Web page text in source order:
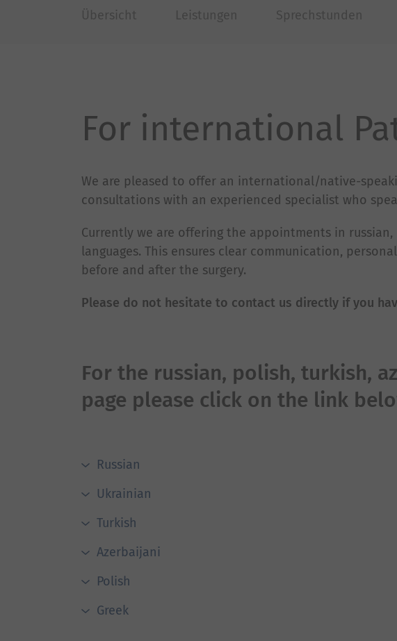
Übersicht Leistungen Sprechstunden
For international
We are pleased to offer an international/native-
consultations with an experienced specialist who
Currently we are offering the appointments in
languages. This ensures clear communication,
before and after the surgery.
Please do not hesitate to contact us directly if you
For the russian, polish, turkish,
page please click on the link
Russian
Ukrainian
Turkish
Azerbaijani
Polish
Greek